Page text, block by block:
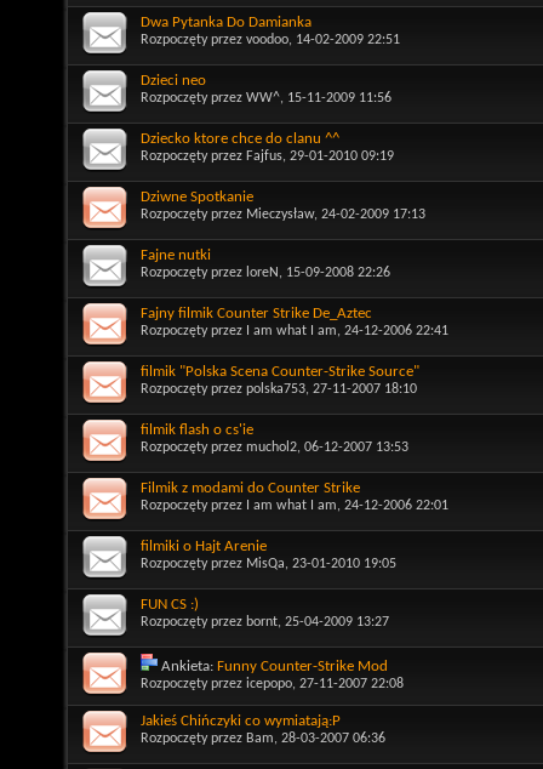
Dwa Pytanka Do Damianka
Rozpoczęty przez voodoo, 14-02-2009 22:51
Dzieci neo
Rozpoczęty przez WW^, 15-11-2009 11:56
Dziecko ktore chce do clanu ^^
Rozpoczęty przez Fajfus, 29-01-2010 09:19
Dziwne Spotkanie
Rozpoczęty przez Mieczysław, 24-02-2009 17:13
Fajne nutki
Rozpoczęty przez loreN , 15-09-2008 22:26
Fajny filmik Counter Strike De_Aztec
Rozpoczęty przez I am what I am, 24-12-2006 22:41
filmik "Polska Scena Counter-Strike Source"
Rozpoczęty przez polska753, 27-11-2007 18:10
filmik flash o cs'ie
Rozpoczęty przez muchol2, 06-12-2007 13:53
Filmik z modami do Counter Strike
Rozpoczęty przez I am what I am, 24-12-2006 22:01
filmiki o Hajt Arenie
Rozpoczęty przez MisQa, 23-01-2010 19:05
FUN CS :)
Rozpoczęty przez bornt, 25-04-2009 13:27
Ankieta: Funny Counter-Strike Mod
Rozpoczęty przez icepopo, 27-11-2007 22:08
Jakieś Chińczyki co wymiatają:P
Rozpoczęty przez Bam, 28-03-2007 06:36